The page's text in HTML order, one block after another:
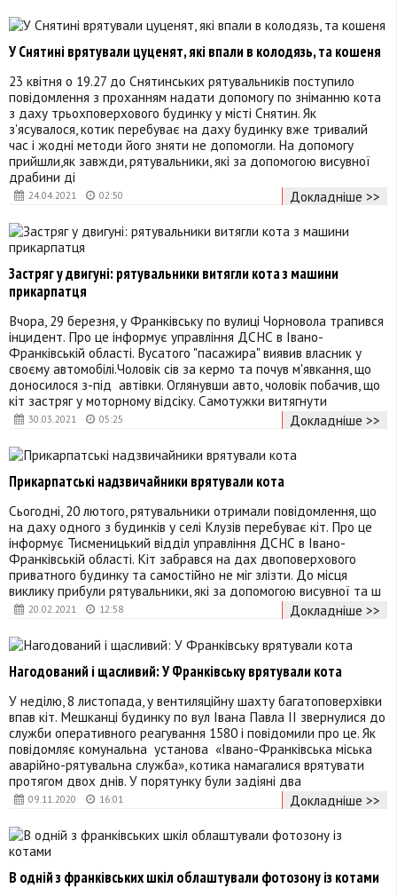
24.04.2021 02:50
У Снятині врятували цуценят, які впали в колодязь, та кошеня
23 квітня о 19.27 до Снятинських рятувальників поступило
повідомлення з проханням надати допомогу по зніманню кота
з даху трьохповерхового будинку у місті Снятин. Як
з'ясувалося, котик перебуває на даху будинку вже тривалий
час і жодні методи його зняти не допомогли. На допомогу
прийшли,як завжди, рятувальники, які за допомогою висувної
драбини ді
Докладніше >>
30.03.2021 05:25
Застряг у двигуні: рятувальники витягли кота з машини
прикарпатця
Вчора, 29 березня, у Франківську по вулиці Чорновола трапився
інцидент. Про це інформує управління ДСНС в Івано-
Франківській області. Вусатого "пасажира" виявив власник у
своєму автомобілі.Чоловік сів за кермо та почув м'явкання, що
доносилося з-під автівки. Оглянувши авто, чоловік побачив, що
кіт застряг у моторному відсіку. Самотужки витягнути
Докладніше >>
20.02.2021 12:58
Прикарпатські надзвичайники врятували кота
Сьогодні, 20 лютого, рятувальники отримали повідомлення, що
на даху одного з будинків у селі Клузів перебуває кіт. Про це
інформує Тисменицький відділ управління ДСНС в Івано-
Франківській області. Кіт забрався на дах двоповерхового
приватного будинку та самостійно не міг злізти. До місця
виклику прибули рятувальники, які за допомогою висувної та ш
Докладніше >>
09.11.2020 16:01
Нагодований і щасливий: У Франківську врятували кота
У неділю, 8 листопада, у вентиляційну шахту багатоповерхівки
впав кіт. Мешканці будинку по вул Івана Павла ІІ звернулися до
служби оперативного реагування 1580 і повідомили про це. Як
повідомляє комунальна установа «Івано-Франківська міська
аварійно-рятувальна служба», котика намагалися врятувати
протягом двох днів. У порятунку були задіяні два
Докладніше >>
В одній з франківських шкіл облаштували фотозону із котами